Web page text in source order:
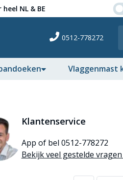
NL & BE
0512-778272
Vlaggenmast
Klantenservice
App of bel 0512-778272
Bekijk veel gestelde vragen